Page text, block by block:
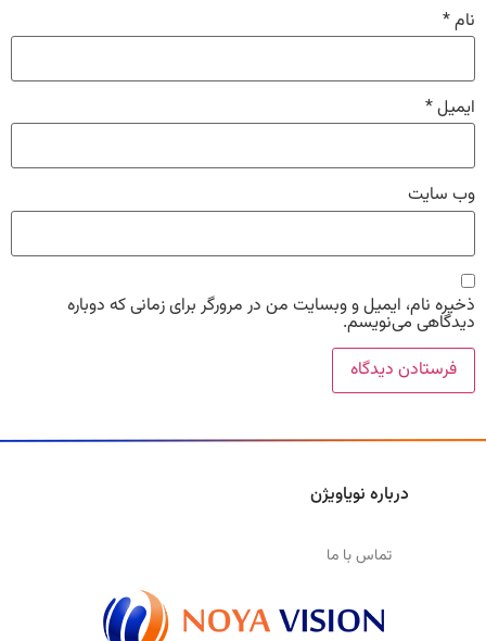
نام*
ایمیل*
وب‌ سایت
ذخیره نام، ایمیل و وبسایت من در مرورگر برای زمانی که دوباره
دیدگاهی می‌نویسم.
درباره نویاویژن
تماس با ما